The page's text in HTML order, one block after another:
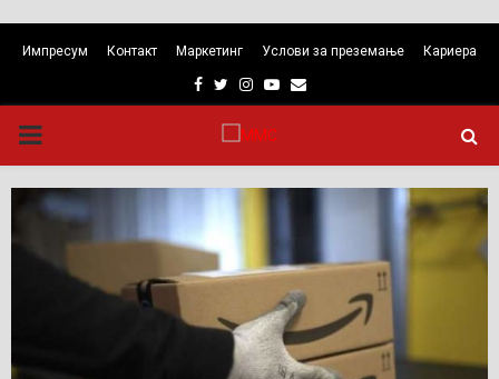
Импресум Контакт Маркетинг Услови за преземање Кариера
Facebook
TwitterInstagram
Youtube
Email
PRIMARY
MENU